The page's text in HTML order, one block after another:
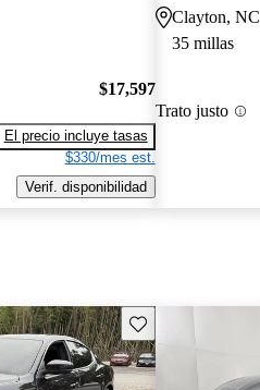
$17,597
El precio incluye tasas
$330/mes est.
Verif. disponibilidad
Clayton, NC
35 millas
Trato justo
Guarda este Aviso